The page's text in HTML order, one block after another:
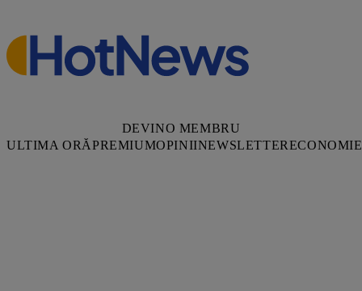
DEVINO MEMBRU
ULTIMA ORĂPREMIUMOPINIINEWSLETTERECONOMIE